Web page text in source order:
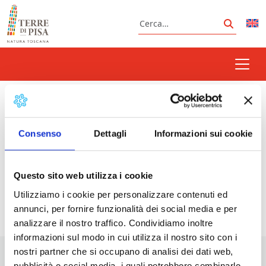
Consenso Dettagli Informazioni sui cookie
Questo sito web utilizza i cookie
Utilizziamo i cookie per personalizzare contenuti ed
annunci, per fornire funzionalità dei social media e per
analizzare il nostro traffico. Condividiamo inoltre
informazioni sul modo in cui utilizza il nostro sito con i
nostri partner che si occupano di analisi dei dati web,
Vai al contenuto
Cerca
Cerca
scart
Prossimi eventi
<li>Non ci sono eventi con questo tag</li>